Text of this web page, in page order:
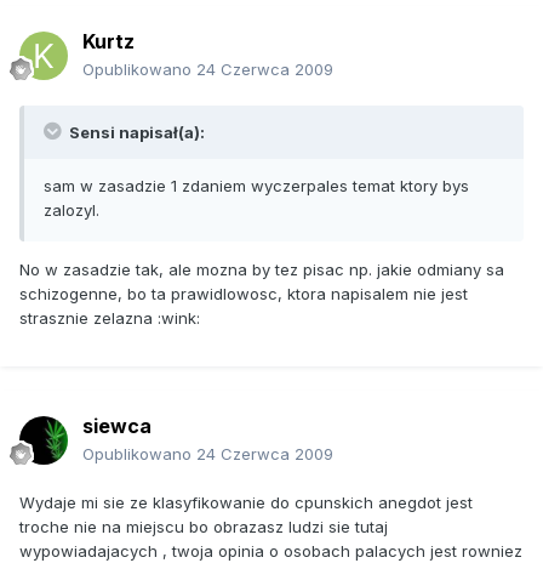
Kurtz
Opublikowano 24 Czerwca 2009
Sensi napisał(a):
sam w zasadzie 1 zdaniem wyczerpales temat ktory bys
zalozyl.
No w zasadzie tak, ale mozna by tez pisac np. jakie odmiany sa
schizogenne, bo ta prawidlowosc, ktora napisalem nie jest
strasznie zelazna :wink:
siewca
Opublikowano 24 Czerwca 2009
Wydaje mi sie ze klasyfikowanie do cpunskich anegdot jest
troche nie na miejscu bo obrazasz ludzi sie tutaj
wypowiadajacych , twoja opinia o osobach palacych jest rowniez